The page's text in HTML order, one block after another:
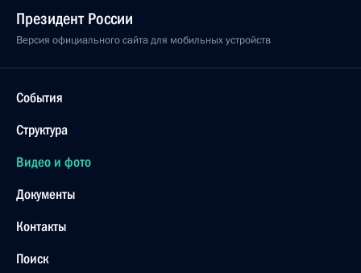
Президент России
Версия официального сайта для мобильных устройств
События
Структура
Видео и фото
Документы
Контакты
Поиск